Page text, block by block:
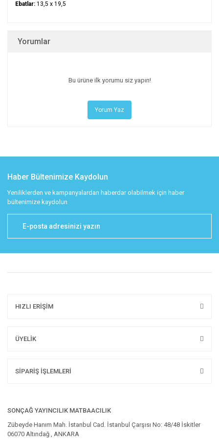
Ebatlar: 13,5 x 19,5
Yorumlar
Bu ürüne ilk yorumu siz yapın!
Yorum Yaz
Haber Bültenimize Kaydolun
Yeniliklerden ve kampanyalardan haberdar olabilmek için haber
bültenimize kaydolun
HIZLI ERİŞİM
ÜYELİK
SİPARİŞ İŞLEMLERİ
SONÇAĞ YAYINCILIK MATBAACILIK
Zübeyde Hanım Mah. İstanbul Cad. İstanbul Çarşısı No: 48/48 İskitler
06070 Altındağ , ANKARA